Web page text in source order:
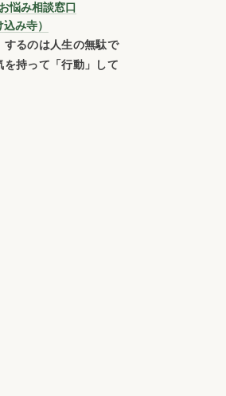
悩み相談窓口
込み寺）
るのは人生の無駄で
持って「行動」して